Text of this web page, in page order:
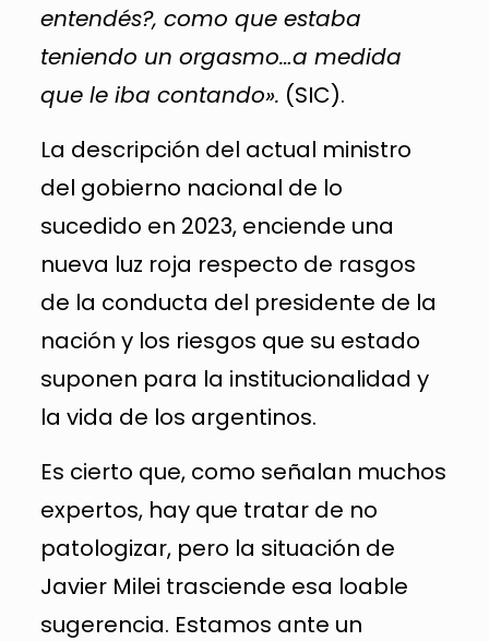
entendés?, como que estaba
teniendo un orgasmo…a medida
que le iba contando». (SIC).
La descripción del actual ministro
del gobierno nacional de lo
sucedido en 2023, enciende una
nueva luz roja respecto de rasgos
de la conducta del presidente de la
nación y los riesgos que su estado
suponen para la institucionalidad y
la vida de los argentinos.
Es cierto que, como señalan muchos
expertos, hay que tratar de no
patologizar, pero la situación de
Javier Milei trasciende esa loable
sugerencia. Estamos ante un